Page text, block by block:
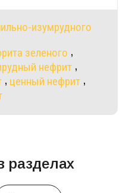
изумрудного
зеленого ,
нефрит ,
, ценный нефрит ,
разделах